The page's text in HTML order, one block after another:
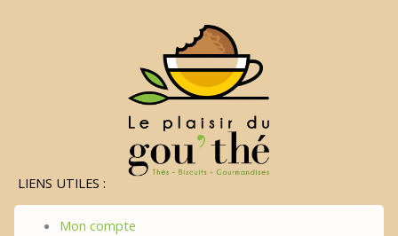
LIENS UTILES :
Mon compte